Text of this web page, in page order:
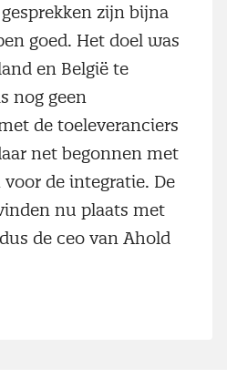
zijn bijna
goed. Het doel was
en België te
nog geen
de toeleveranciers
net begonnen met
de integratie. De
nu plaats met
de ceo van Ahold